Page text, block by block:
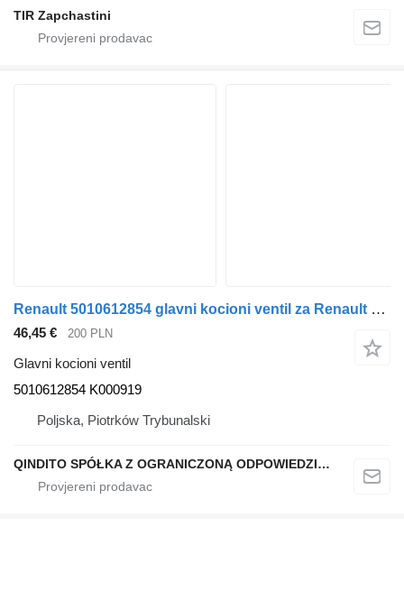
TIR Zapchastini
Renault 5010612854 glavni kocioni ventil za Renault PREMIUM MAGNUM poluprikolica
46,45 € 200 PLN
Glavni kocioni ventil
5010612854 K000919
Poljska, Piotrków Trybunalski
QINDITO SPÓŁKA Z OGRANICZONĄ ODPOWIEDZIALNOŚCIĄ